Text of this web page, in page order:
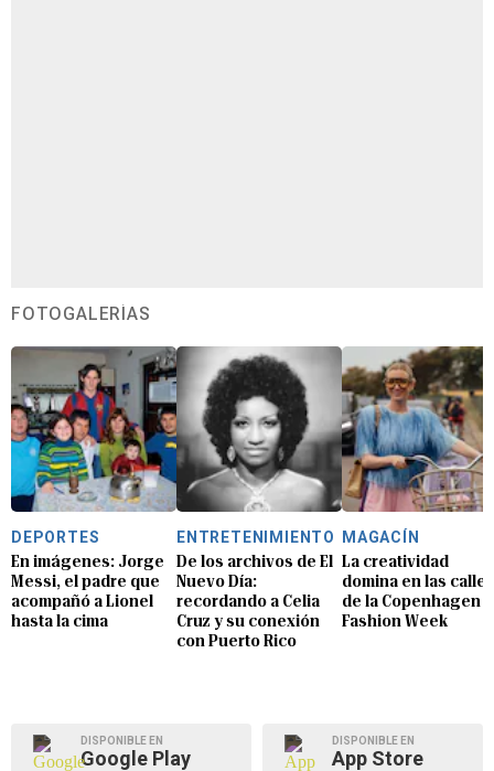
FOTOGALERÍAS
DEPORTES
En imágenes: Jorge
Messi, el padre que
acompañó a Lionel
hasta la cima
ENTRETENIMIENTO
De los archivos de El
Nuevo Día:
recordando a Celia
Cruz y su conexión
con Puerto Rico
MAGACÍN
La creatividad
domina en las calles
de la Copenhagen
Fashion Week
DISPONIBLE EN
Google Play
DISPONIBLE EN
App Store